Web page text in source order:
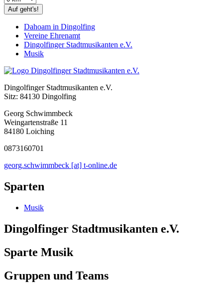
Auf geht's!
Dahoam in Dingolfing
Vereine Ehrenamt
Dingolfinger Stadtmusikanten e.V.
Musik
Dingolfinger Stadtmusikanten e.V.
Sitz: 84130 Dingolfing
Georg Schwimmbeck
Weingartenstraße 11
84180 Loiching
0873160701
georg.schwimmbeck [at] t-online.de
Sparten
Musik
Dingolfinger Stadtmusikanten e.V.
Sparte Musik
Gruppen und Teams